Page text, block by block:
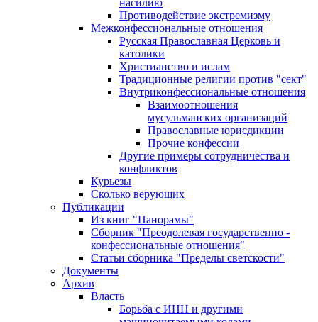
насилию
Противодействие экстремизму
Межконфессиональные отношения
Русская Православная Церковь и
католики
Христианство и ислам
Традиционные религии против "сект"
Внутриконфессиональные отношения
Взаимоотношения
мусульманских организаций
Православные юрисдикции
Прочие конфессии
Другие примеры сотрудничества и
конфликтов
Курьезы
Сколько верующих
Публикации
Из книг "Панорамы"
Сборник "Преодолевая государственно -
конфессиональные отношения"
Статьи сборника "Пределы светскости"
Документы
Архив
Власть
Борьба с ИНН и другими